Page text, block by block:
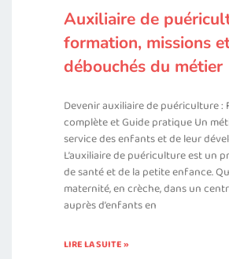
Auxiliaire de
formation, missions
débouchés du métier
Devenir auxiliaire de puériculture :
complète et Guide pratique Un
service des enfants et de leur
L’auxiliaire de puériculture est un
de santé et de la petite enfance.
maternité, en crèche, dans un
auprès d’enfants en
LIRE LA SUITE »